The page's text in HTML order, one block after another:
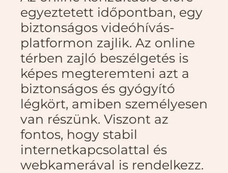
egyeztetett időpontban, egy
biztonságos videóhívás-
platformon zajlik. Az online
térben zajló beszélgetés is
képes megteremteni azt a
biztonságos és gyógyító
légkört, amiben személyesen
van részünk. Viszont az
fontos, hogy stabil
internetkapcsolattal és
webkamerával is rendelkezz.